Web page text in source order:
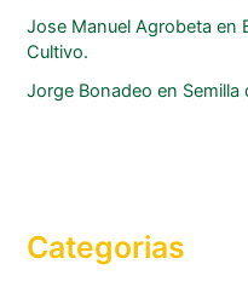
Jose Manuel Agrobeta en
Cultivo.
Jorge Bonadeo en Semilla
Categorias